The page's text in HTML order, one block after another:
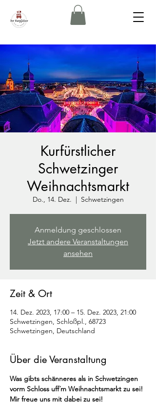
Kurfürstlicher
Schwetzinger
Weihnachtsmarkt
Do., 14. Dez.
  |
Schwetzingen
Anmeldung geschlossen
Jetzt andere Veranstaltungen
ansehen
Zeit & Ort
14. Dez. 2023, 17:00 – 15. Dez. 2023, 21:00
Schwetzingen, Schloßpl., 68723
Schwetzingen, Deutschland
Über die Veranstaltung
Was gibts schänneres als in Schwetzingen
vorm Schloss uff´m Weihnachtsmarkt zu sei!
Mir freue uns mit dabei zu sei!